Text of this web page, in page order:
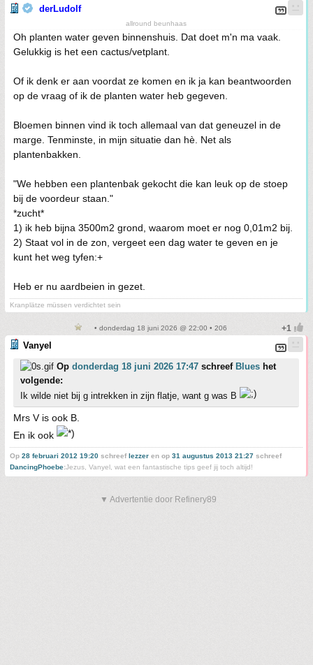
derLudolf
allround beunhaas
Oh planten water geven binnenshuis. Dat doet m'n ma vaak.
Gelukkig is het een cactus/vetplant.
Of ik denk er aan voordat ze komen en ik ja kan beantwoorden
op de vraag of ik de planten water heb gegeven.
Bloemen binnen vind ik toch allemaal van dat geneuzel in de
marge. Tenminste, in mijn situatie dan hè. Net als
plantenbakken.
"We hebben een plantenbak gekocht die kan leuk op de stoep
bij de voordeur staan."
*zucht*
1) ik heb bijna 3500m2 grond, waarom moet er nog 0,01m2 bij.
2) Staat vol in de zon, vergeet een dag water te geven en je
kunt het weg tyfen:+
Heb er nu aardbeien in gezet.
Kranplätze müssen verdichtet sein
• donderdag 18 juni 2026 @ 22:00 • 206
Vanyel
Op donderdag 18 juni 2026 17:47 schreef Blues het
volgende:
Ik wilde niet bij g intrekken in zijn flatje, want g was B
Mrs V is ook B.
En ik ook
Op 28 februari 2012 19:20 schreeflezzer en op 31 augustus 2013 21:27 schreef
DancingPhoebe:Jezus, Vanyel, wat een fantastische tips geef jij toch altijd!
▼ Advertentie door Refinery89